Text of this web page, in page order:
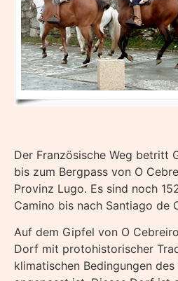
Der Französische Weg betritt
bis zum Bergpass von O
Provinz Lugo. Es sind noch
Camino bis nach Santiago de
Auf dem Gipfel von O
Dorf mit protohistorischer
klimatischen Bedingungen